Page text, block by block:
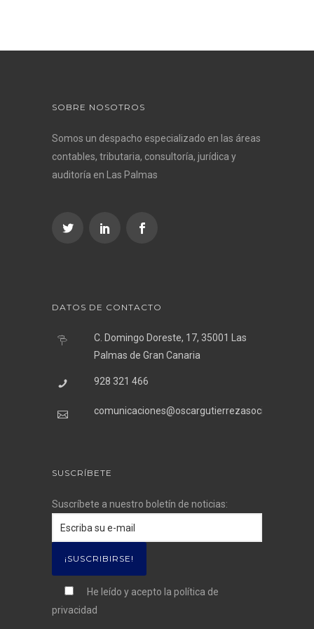
SOBRE NOSOTROS
Somos un despacho especializado en las áreas
contables, tributaria, consultoría, jurídica y
auditoría en Las Palmas
DATOS DE CONTACTO
C. Domingo Doreste, 17, 35001 Las
Palmas de Gran Canaria
928 321 466
comunicaciones@oscargutierrezasociados.com
SUSCRÍBETE
Suscríbete a nuestro boletín de noticias:
He leído y acepto la política de
privacidad